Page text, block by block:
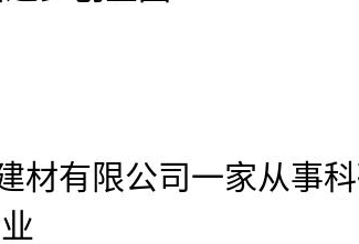
材有限公司一家从事